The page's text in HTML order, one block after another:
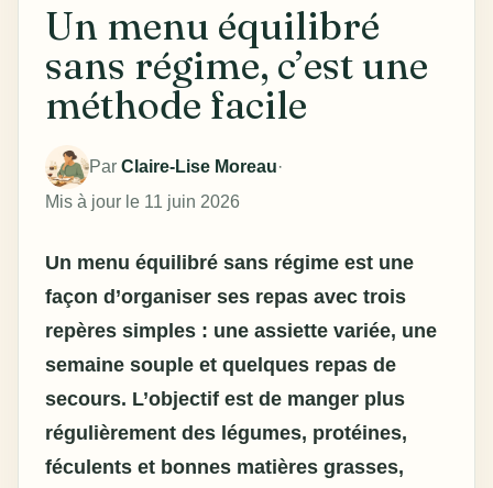
Un menu équilibré
sans régime, c’est une
méthode facile
Par Claire-Lise Moreau·
Mis à jour le 11 juin 2026
Un menu équilibré sans régime est une
façon d’organiser ses repas avec trois
repères simples : une assiette variée, une
semaine souple et quelques repas de
secours. L’objectif est de manger plus
régulièrement des légumes, protéines,
féculents et bonnes matières grasses,